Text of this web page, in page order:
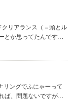
リアランス（＝頭とル
とか思ってたんです
。 私は小さいほうだ
のクルマの意匠は好
せてきているクルマ
ングでふにゃーって
、問題ないですが、